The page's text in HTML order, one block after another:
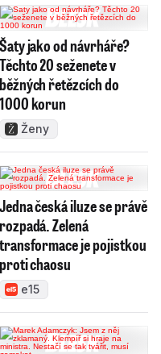
Šaty jako od návrháře?
Těchto 20 seženete v
běžných řetězcích do
1000 korun
Ženy
Jedna česká iluze se právě
rozpadá. Zelená
transformace je pojistkou
proti chaosu
e15